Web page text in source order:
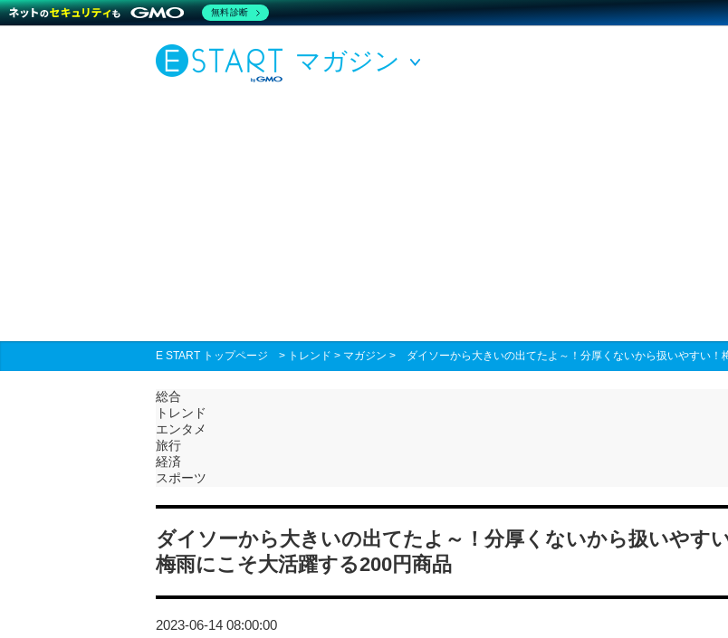
マガジン
E START トップページ > トレンド > マガジン > ダイソーから大きいの出てたよ～！分厚くないから扱いやすい
総合
トレンド
エンタメ
旅行
経済
スポーツ
ダイソーから大きいの出てたよ～！分厚くないから扱いやすい
梅雨にこそ大活躍する200円商品
2023-06-14 08:00:00
無料診断